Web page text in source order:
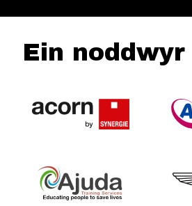
Ein noddwyr